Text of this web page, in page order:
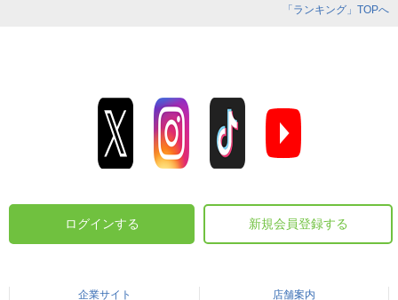
「ランキング」TOPへ
ログインする 新規会員登録する
企業サイト 店舗案内